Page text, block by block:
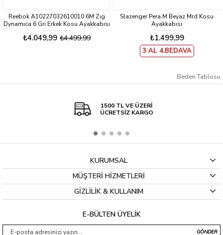
Reebok A10227032610010 6M Zıg
Dynamıca 6 Grı Erkek Kosu Ayakkabısı
₺4.049,99 ₺4.499,99
Slazenger Pera M Beyaz Mrd Kosu
Ayakkabısı
₺1.499,99
3 AL 4.BEDAVA
Beden Tablosu
1500 TL VE ÜZERİ
ÜCRETSİZ KARGO
KURUMSAL
MÜŞTERİ HİZMETLERİ
GİZLİLİK & KULLANIM
E-BÜLTEN ÜYELİK
GÖNDER